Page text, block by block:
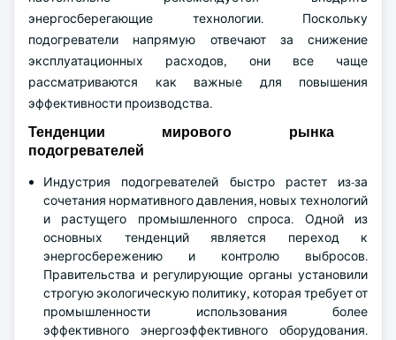
энергосберегающие технологии. Поскольку
подогреватели напрямую отвечают за снижение
эксплуатационных расходов, они все чаще
рассматриваются как важные для повышения
эффективности производства.
Тенденции мирового рынка
подогревателей
Индустрия подогревателей быстро растет из-за
сочетания нормативного давления, новых технологий
и растущего промышленного спроса. Одной из
основных тенденций является переход к
энергосбережению и контролю выбросов.
Правительства и регулирующие органы установили
строгую экологическую политику, которая требует от
промышленности использования более
эффективного энергоэффективного оборудования.